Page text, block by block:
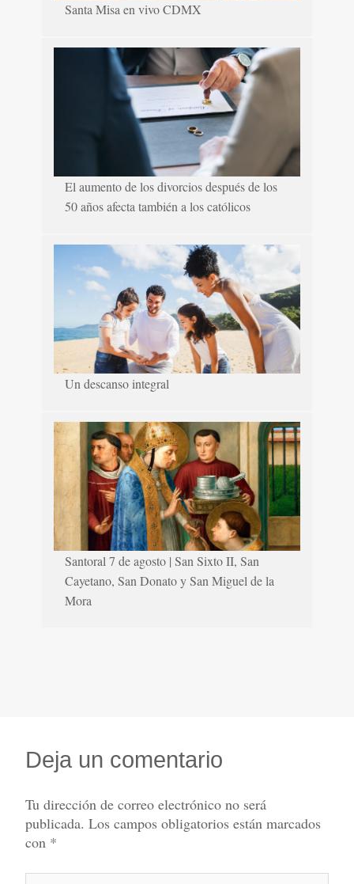
Santa Misa en vivo CDMX
El aumento de los divorcios después de los
50 años afecta también a los católicos
Un descanso integral
Santoral 7 de agosto | San Sixto II, San
Cayetano, San Donato y San Miguel de la
Mora
Deja un comentario
Tu dirección de correo electrónico no será
publicada. Los campos obligatorios están marcados
con *